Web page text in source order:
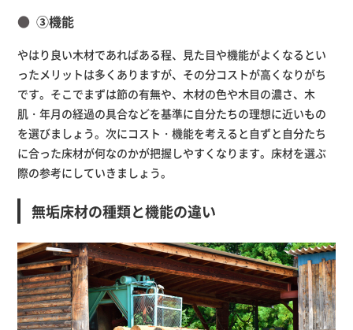
③機能
やはり良い木材であればある程、見た目や機能がよくなるとい
ったメリットは多くありますが、その分コストが高くなりがち
です。そこでまずは節の有無や、木材の色や木目の濃さ、木
肌・年月の経過の具合などを基準に自分たちの理想に近いもの
を選びましょう。次にコスト・機能を考えると自ずと自分たち
に合った床材が何なのかが把握しやすくなります。床材を選ぶ
際の参考にしていきましょう。
無垢床材の種類と機能の違い